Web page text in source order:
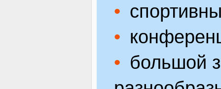
большой